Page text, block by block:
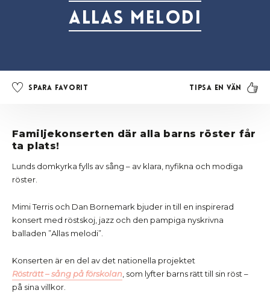
Allas Melodi
Spara favorit Tipsa en vän
Familjekonserten där alla barns röster får
ta plats!
Lunds domkyrka fylls av sång – av klara, nyfikna och modiga
röster.
Mimi Terris och Dan Bornemark bjuder in till en inspirerad
konsert med röstskoj, jazz och den pampiga nyskrivna
balladen ”Allas melodi”.
Konserten är en del av det nationella projektet
Rösträtt – sång på förskolan , som lyfter barns rätt till sin röst –
på sina villkor.